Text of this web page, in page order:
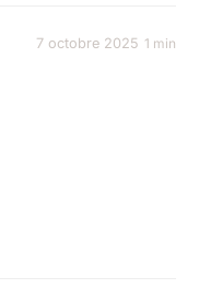
7 octobre 2025 1 min